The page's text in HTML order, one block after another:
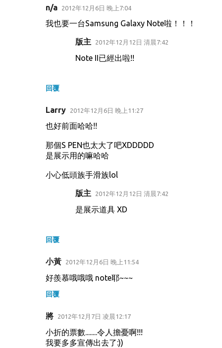
n/a 2012年12月6日 晚上7:04
我也要一台Samsung Galaxy Note啦！！！
回覆
版主 2012年12月12日 清晨7:42
Note II已經出啦!!
Larry 2012年12月6日 晚上11:27
也好前面哈哈!!
那個S PEN也太大了吧XDDDDD
是展示用的嘛哈哈
小心低頭族手滑族lol
回覆
版主 2012年12月12日 清晨7:42
是展示道具 XD
小黃 2012年12月6日 晚上11:54
好羨慕哦哦哦 note耶~~~
回覆
將 2012年12月7日 凌晨12:17
小折的票數........令人擔憂啊!!!
我要多多宣傳出去了:))